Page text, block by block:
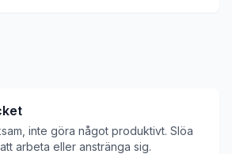
inte göra något produktivt. Slöa
arbeta eller anstränga sig.